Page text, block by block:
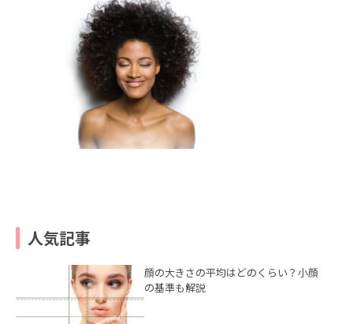
人気記事
顔の大きさの平均はどのくらい？小顔
の基準も解説